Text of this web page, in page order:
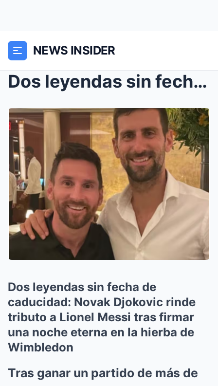
NEWS INSIDER
Dos leyendas sin fecha de caducidad: Novak Djokovi...
Dos leyendas sin fecha de
caducidad: Novak Djokovic rinde
tributo a Lionel Messi tras firmar
una noche eterna en la hierba de
Wimbledon
Tras ganar un partido de más de